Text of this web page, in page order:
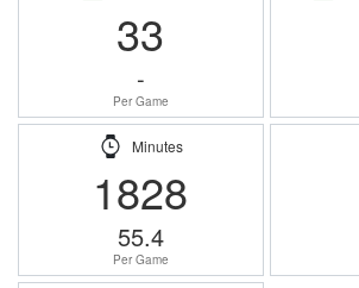
33
-
Per Game
Minutes
1828
55.4
Per Game